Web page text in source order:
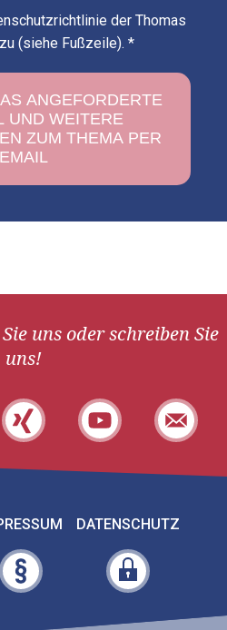
der Thomas
(siehe Fußzeile). *
uns oder schreiben Sie
uns!
DATENSCHUTZ